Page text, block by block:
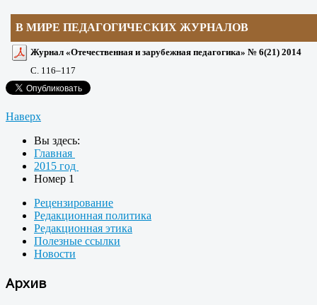
В МИРЕ ПЕДАГОГИЧЕСКИХ ЖУРНАЛОВ
Журнал «Отечественная и зарубежная педагогика» № 6(21) 2014
С. 116–117
Наверх
Вы здесь:
Главная
2015 год
Номер 1
Рецензирование
Редакционная политика
Редакционная этика
Полезные ссылки
Новости
Архив